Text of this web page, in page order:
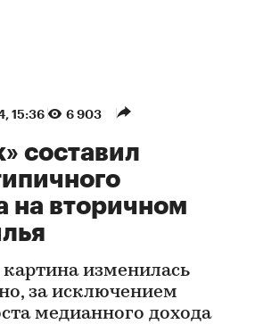
15:36 6 903
составил
на вторичном
изменилась
за исключением
медианного дохода